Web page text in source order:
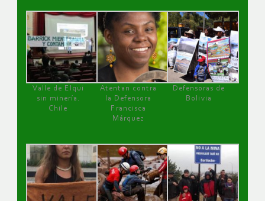
Valle de Elqui
sin minería.
Chile
Atentan contra
la Defensora
Francisca
Márquez
Defensoras de
Bolivia